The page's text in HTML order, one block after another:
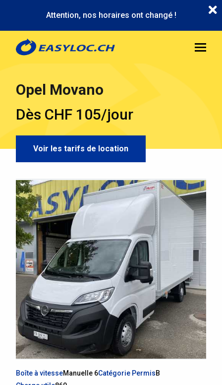
contenu
principal
Attention, nos horaires ont changé !
Opel Movano
Boîte à vitesseManuelle 6Catégorie PermisB
Dès CHF 105/jour
Voir les tarifs de location